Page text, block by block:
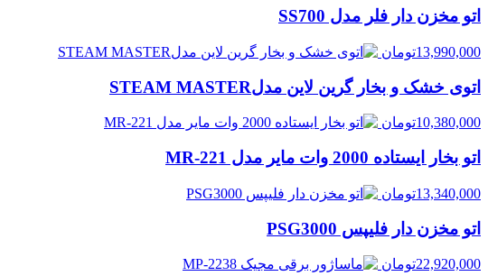
اتو مخزن دار فلر مدل SS700
13,990,000تومان
اتوی خشک و بخار گرین لاین مدلSTEAM MASTER
10,380,000تومان
اتو بخار ایستاده 2000 وات مایر مدل MR-221
13,340,000تومان
اتو مخزن دار فلیپس PSG3000
22,920,000تومان